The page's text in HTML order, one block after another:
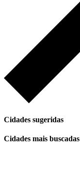
Cidades sugeridas
Cidades mais buscadas